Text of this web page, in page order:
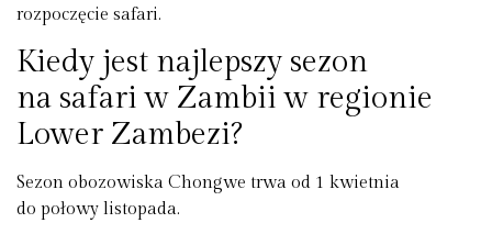
rozpoczęcie safari.
Kiedy jest najlepszy sezon
na safari w Zambii w regionie
Lower Zambezi?
Sezon obozowiska Chongwe trwa od 1 kwietnia
do połowy listopada.